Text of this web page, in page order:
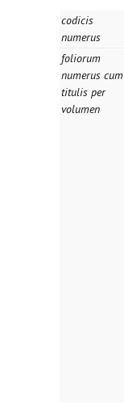
codicis
numerus
foliorum
numerus cum
titulis per
volumen